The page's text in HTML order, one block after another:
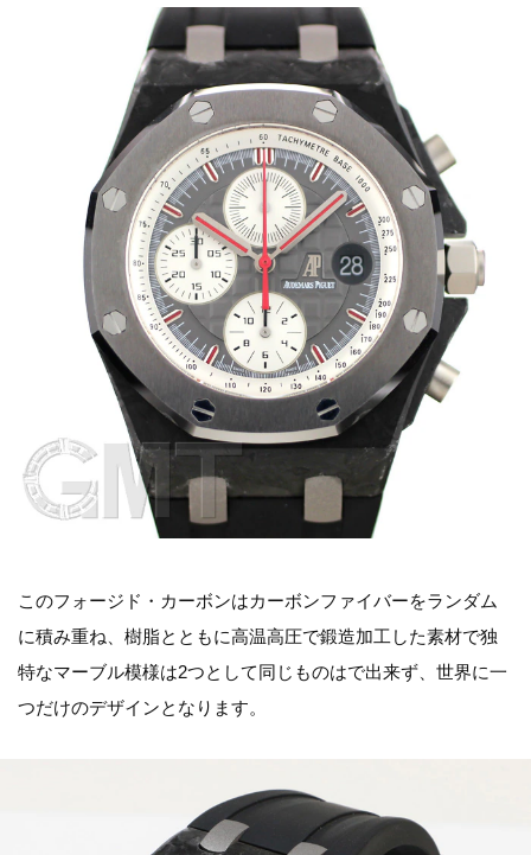
このフォージド・カーボンはカーボンファイバーをランダム
に積み重ね、樹脂とともに高温高圧で鍛造加工した素材で独
特なマーブル模様は2つとして同じものはで出来ず、世界に一
つだけのデザインとなります。